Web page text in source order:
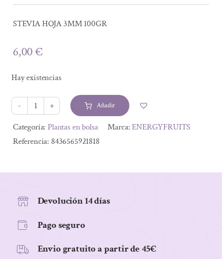
STEVIA HOJA 3MM 100GR
6,00€
Hay existencias
STEVIA
HOJA
3MM
Añadir
Alternative:
Categoría:Plantas en bolsa Marca:ENERGYFRUITS
Referencia: 8436565921818
Devolución 14 días
Pago seguro
Envio gratuito a partir de 45€